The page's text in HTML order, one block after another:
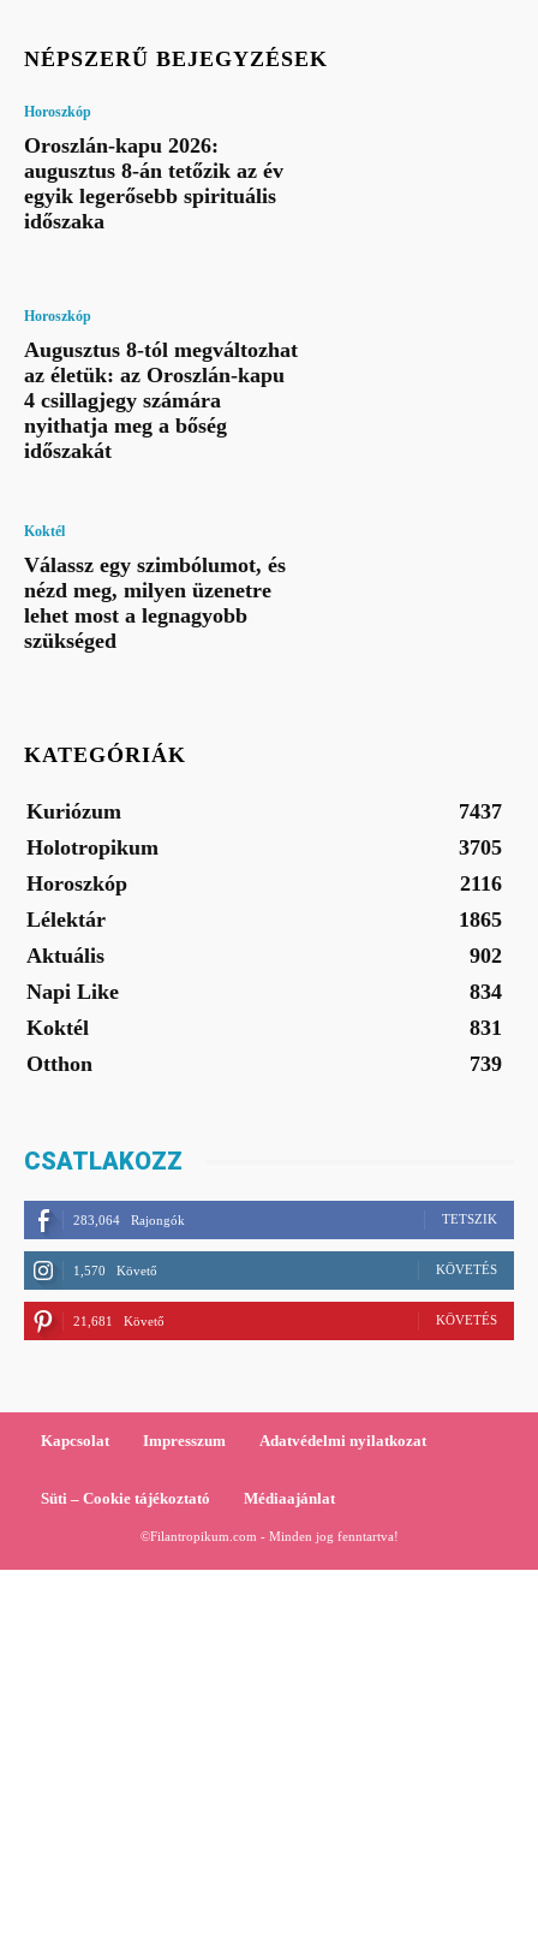
NÉPSZERŰ BEJEGYZÉSEK
Horoszkóp
Oroszlán-kapu 2026:
augusztus 8-án tetőzik az év
egyik legerősebb spirituális
időszaka
Horoszkóp
Augusztus 8-tól megváltozhat
az életük: az Oroszlán-kapu
4 csillagjegy számára
nyithatja meg a bőség
időszakát
Koktél
Válassz egy szimbólumot, és
nézd meg, milyen üzenetre
lehet most a legnagyobb
szükséged
KATEGÓRIÁK
Kuriózum
7437
Holotropikum
3705
Horoszkóp
2116
Lélektár
1865
Aktuális
902
Napi Like
834
Koktél
831
Otthon
739
CSATLAKOZZ
283,064 Rajongók TETSZIK
1,570 Követő KÖVETÉS
21,681 Követő KÖVETÉS
Kapcsolat Impresszum Adatvédelmi nyilatkozat
Süti – Cookie tájékoztató Médiaajánlat
©Filantropikum.com - Minden jog fenntartva!